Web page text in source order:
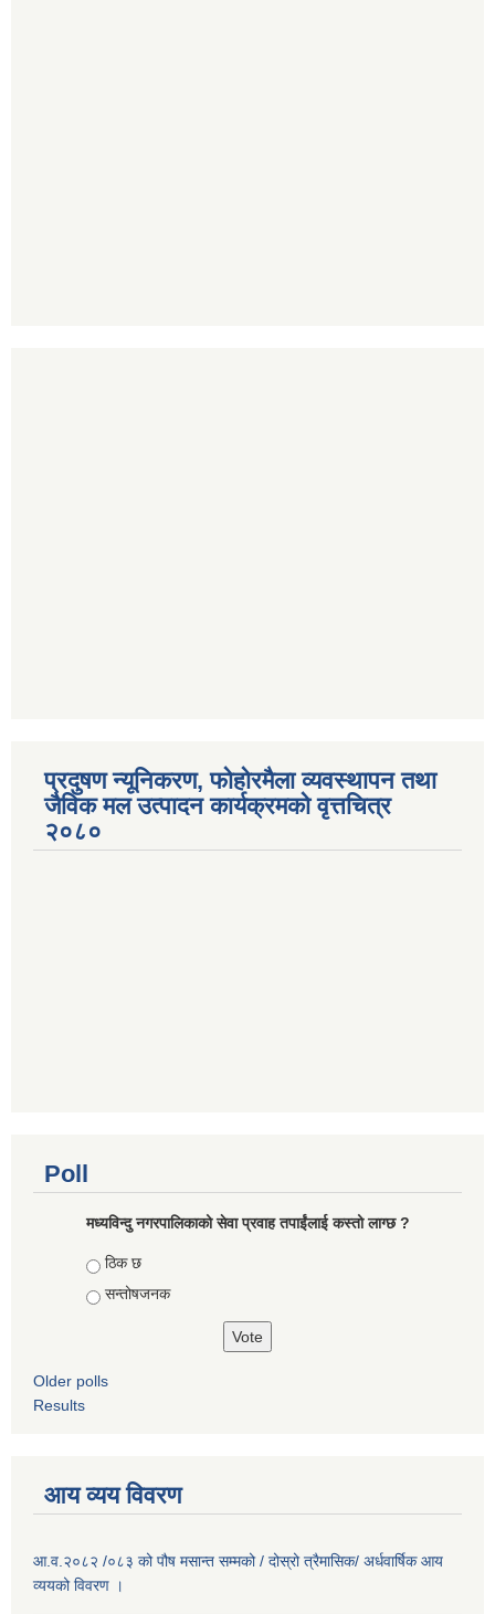
प्रदुषण न्यूनिकरण, फोहोरमैला व्यवस्थापन तथा
जैविक मल उत्पादन कार्यक्रमको वृत्तचित्र
२०८०
Poll
मध्यविन्दु नगरपालिकाको सेवा प्रवाह तपाईंलाई कस्तो लाग्छ ?
Choices
ठिक छ
सन्तोषजनक
Older polls
Results
आय व्यय विवरण
आ.व.२०८२ /०८३ को पौष मसान्त सम्मको / दोस्रो त्रैमासिक/ अर्धवार्षिक आय
व्ययको विवरण ।